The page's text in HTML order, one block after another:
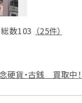
総数103 （25件）
硬貨・古銭 買取中！